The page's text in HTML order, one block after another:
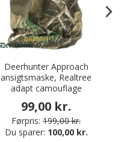
Deerhunter Approach
ansigtsmaske, Realtree
adapt camouflage
99,00 kr.
Førpris: 199,00 kr.
Du sparer: 100,00 kr.